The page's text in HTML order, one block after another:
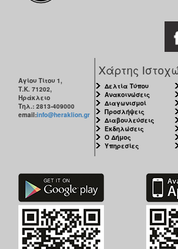
Αγίου Τίτου 1,
Τ.Κ. 71202,
Ηράκλειο
Τηλ.: 2813-409000
email:info@heraklion.gr
Χάρτης
Δελτία Τύπου
Ανακοινώσεις
Διαγωνισμοί
Προσλήψεις
Διαβουλεύσεις
Εκδηλώσεις
Ο Δήμος
Υπηρεσίες